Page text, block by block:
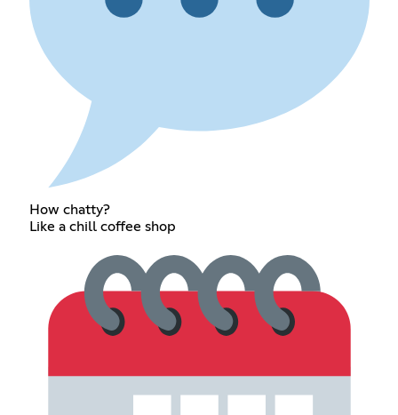
How chatty?
Like a chill coffee shop